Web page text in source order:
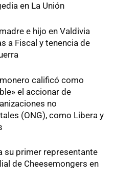
en La Unión
e hijo en Valdivia
a Fiscal y tenencia de
calificó como
el accionar de
no
(ONG), como Libera y
su primer representante
de Cheesemongers en